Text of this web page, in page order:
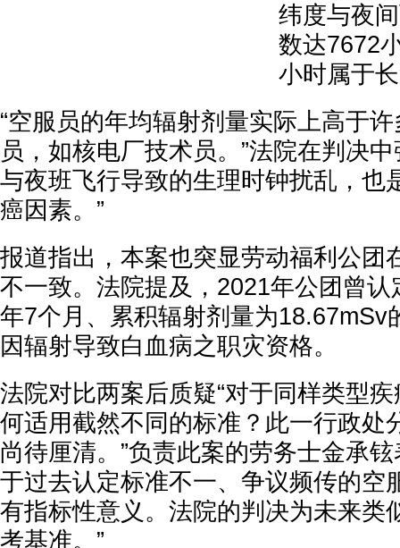
纬度与夜
数达7672
小时属于
“空服员的年均辐射剂量实际上高于
员，如核电厂技术员。”法院在判决
与夜班飞行导致的生理时钟扰乱，也
癌因素。”
报道指出，本案也突显劳动福利公团
不一致。法院提及，2021年公团曾
年7个月、累积辐射剂量为18.67mSv
因辐射导致白血病之职灾资格。
法院对比两案后质疑“对于同样类型
何适用截然不同的标准？此一行政处
尚待厘清。”负责此案的劳务士金承
于过去认定标准不一、争议频传的空
有指标性意义。法院的判决为未来类
考基准。”